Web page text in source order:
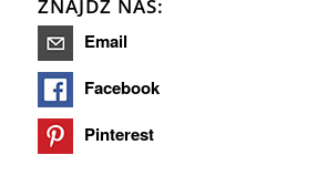
ZNAJDŹ NAS:
Email
Facebook
Pinterest